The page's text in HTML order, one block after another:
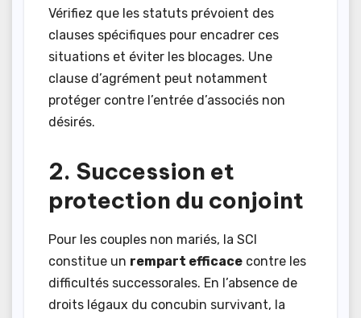
Vérifiez que les statuts prévoient des
clauses spécifiques pour encadrer ces
situations et éviter les blocages. Une
clause d’agrément peut notamment
protéger contre l’entrée d’associés non
désirés.
2. Succession et
protection du conjoint
Pour les couples non mariés, la SCI
constitue un rempart efficace contre les
difficultés successorales. En l’absence de
droits légaux du concubin survivant, la